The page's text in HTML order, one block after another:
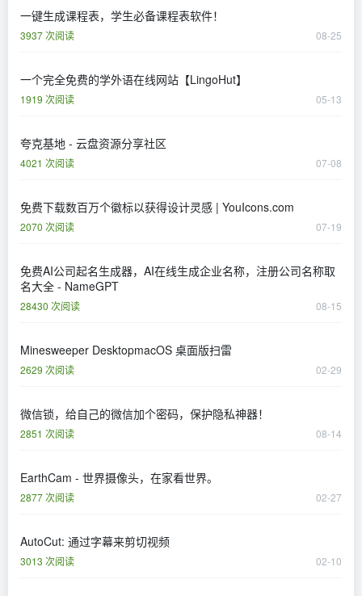
一键生成课程表，学生必备课程表软件！
3937 次阅读 08-25
一个完全免费的学外语在线网站【LingoHut】
1919 次阅读 05-13
夸克基地 - 云盘资源分享社区
4021 次阅读 07-08
免费下载数百万个徽标以获得设计灵感 | YouIcons.com
2070 次阅读 07-19
免费AI公司起名生成器，AI在线生成企业名称，注册公司名称取
名大全 - NameGPT
28430 次阅读 08-15
Minesweeper DesktopmacOS 桌面版扫雷
2629 次阅读 02-29
微信锁，给自己的微信加个密码，保护隐私神器！
2851 次阅读 08-14
EarthCam - 世界摄像头，在家看世界。
2877 次阅读 02-27
AutoCut: 通过字幕来剪切视频
3013 次阅读 02-10